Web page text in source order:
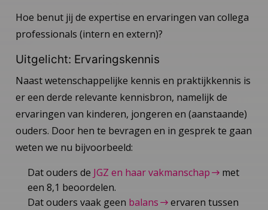
Hoe benut jij de expertise en ervaringen van collega
professionals (intern en extern)?
Uitgelicht: Ervaringskennis
Naast wetenschappelijke kennis en praktijkkennis is
er een derde relevante kennisbron, namelijk de
ervaringen van kinderen, jongeren en (aanstaande)
ouders. Door hen te bevragen en in gesprek te gaan
weten we nu bijvoorbeeld:
Dat ouders de JGZ en haar vakmanschap
met
een 8,1 beoordelen.
Dat ouders vaak geen balans
ervaren tussen